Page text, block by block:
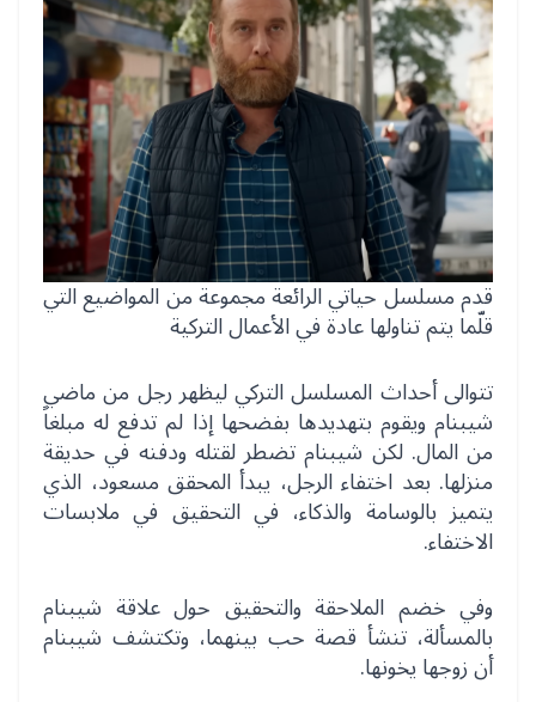
قدم مسلسل حياتي الرائعة مجموعة من المواضيع التي
قلّما يتم تناولها عادة في الأعمال التركية
تتوالى أحداث المسلسل التركي ليظهر رجل من ماضي
شيبنام ويقوم بتهديدها بفضحها إذا لم تدفع له مبلغاً
من المال. لكن شيبنام تضطر لقتله ودفنه في حديقة
منزلها. بعد اختفاء الرجل، يبدأ المحقق مسعود، الذي
يتميز بالوسامة والذكاء، في التحقيق في ملابسات
الاختفاء.
وفي خضم الملاحقة والتحقيق حول علاقة شيبنام
بالمسألة، تنشأ قصة حب بينهما، وتكتشف شيبنام
أن زوجها يخونها.